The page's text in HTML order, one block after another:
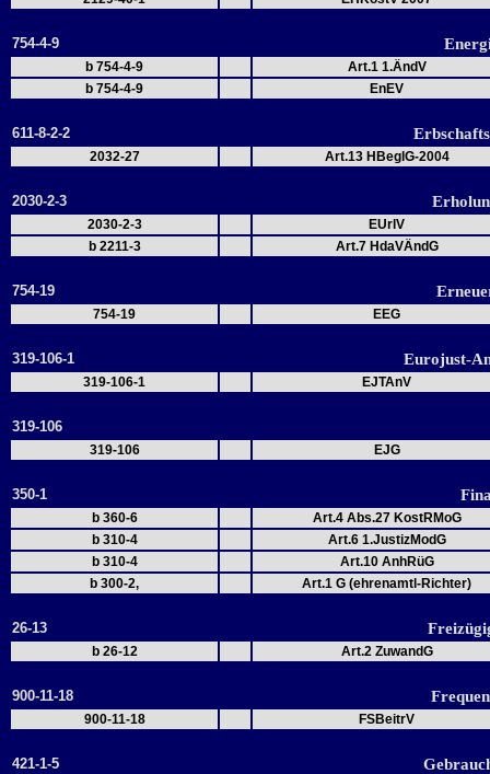
754-4-9
b 754-4-9
Art.1 1.ÄndV
b 754-4-9
EnEV
611-8-2-2
2032-27 Art.13 HBeglG-2004
2030-2-3
2030-2-3
EUrlV
b 2211-3
Art.7 HdaVÄndG
754-19
754-19 EEG
319-106-1 Eurojust-
319-106-1 EJTAnV
319-106
319-106 EJG
350-1
b 360-6
Art.4 Abs.27 KostRMoG
b 310-4
Art.6 1.JustizModG
b 310-4
Art.10 AnhRüG
b 300-2,
Art.1 G (ehrenamtl-Richter)
26-13
b 26-12 Art.2 ZuwandG
900-11-18
900-11-18 FSBeitrV
421-1-5